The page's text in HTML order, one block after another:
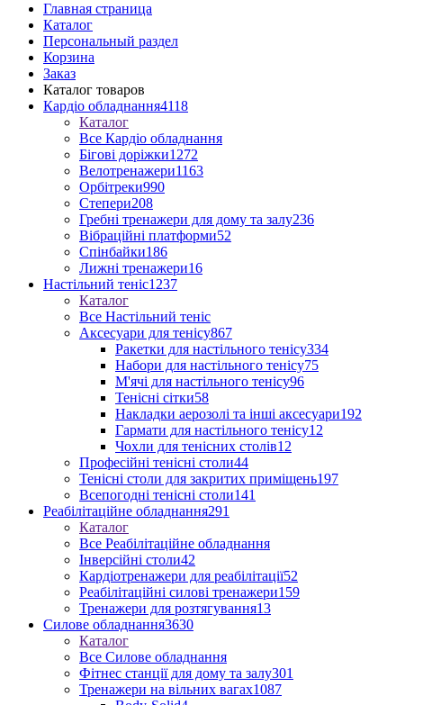
Главная страница
Каталог
Персональный раздел
Корзина
Заказ
Каталог товаров
Кардіо обладнання4118
Каталог
Все Кардіо обладнання
Бігові доріжки1272
Велотренажери1163
Орбітреки990
Степери208
Гребні тренажери для дому та залу236
Вібраційні платформи52
Спінбайки186
Лижні тренажери16
Настільний теніс1237
Каталог
Все Настільний теніс
Аксесуари для тенісу867
Ракетки для настільного тенісу334
Набори для настільного тенісу75
М'ячі для настільного тенісу96
Тенісні сітки58
Накладки аерозолі та інші аксесуари192
Гармати для настільного тенісу12
Чохли для тенісних столів12
Професійні тенісні столи44
Тенісні столи для закритих приміщень197
Всепогодні тенісні столи141
Реабілітаційне обладнання291
Каталог
Все Реабілітаційне обладнання
Інверсійні столи42
Кардіотренажери для реабілітації52
Реабілітаційні силові тренажери159
Тренажери для розтягування13
Силове обладнання3630
Каталог
Все Силове обладнання
Фітнес станції для дому та залу301
Тренажери на вільних вагах1087